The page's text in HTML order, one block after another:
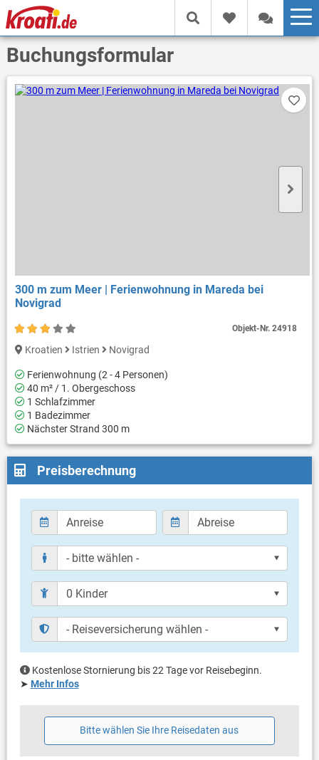
Buchungsformular
300 m zum Meer | Ferienwohnung in Mareda bei
Novigrad
Kroatien Istrien Novigrad
Ferienwohnung (2 - 4 Personen)
40 m² / 1. Obergeschoss
1 Schlafzimmer
1 Badezimmer
Nächster Strand 300 m
Objekt-Nr. 24918
Preisberechnung
Kostenlose Stornierung bis 22 Tage vor Reisebeginn.
➤ Mehr Infos
Bitte wählen Sie Ihre Reisedaten aus